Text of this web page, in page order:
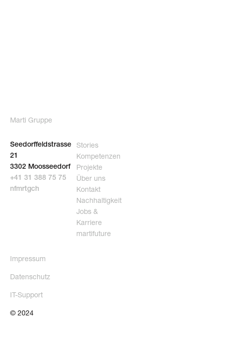
Marti Gruppe
Seedorffeldstrasse
21
3302 Moosseedorf
+41 31 388 75 75
nfmrtgch
Stories
Kompetenzen
Projekte
Über uns
Kontakt
Nachhaltigkeit
Jobs &
Karriere
martifuture
Impressum
Datenschutz
IT-Support
© 2024